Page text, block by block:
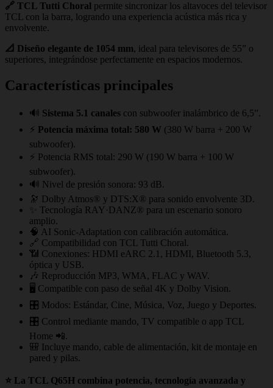
🔗 TCL Tutti Choral permite sincronizar los altavoces del televisor
TCL con la barra, logrando una experiencia acústica más rica y
envolvente.
📐 Diseño elegante de 1054 mm, ideal para televisores de 55” o
superiores, integrándose perfectamente en espacios modernos.
Características principales
🔊 Sistema 5.1 canales con subwoofer inalámbrico de 6,5”.
⚡ Potencia máxima total: 580 W (380 W barra + 200 W
subwoofer).
⚡ Potencia RMS total: 290 W (190 W barra + 100 W
subwoofer).
🔊 Nivel de presión sonora: 93 dB.
🔭 Dolby Atmos® y DTS:X® para sonido envolvente 3D.
✨ Tecnología RAY·DANZ® para un escenario sonoro
amplio.
🧠 AI Sonic-Adaptation con calibración automática.
🔗 Compatibilidad con TCL Tutti Choral.
📶 Conexiones: HDMI eARC 2.1, HDMI, Bluetooth 5.3,
óptica y USB.
🎶 Reproducción MP3, WMA, FLAC y WAV.
🖥️ Compatible con paso de señal 4K y Dolby Vision.
🎛️ Modos: Estándar, Cine, Música, Voz, Juego y Deportes.
🎛️ Control mediante mando, TV compatible o app TCL
Home 📲.
🎒 Incluye mando, cable de alimentación, kit de montaje en
pared y pilas.
⭐ La TCL Q65H combina potencia, tecnología avanzada y